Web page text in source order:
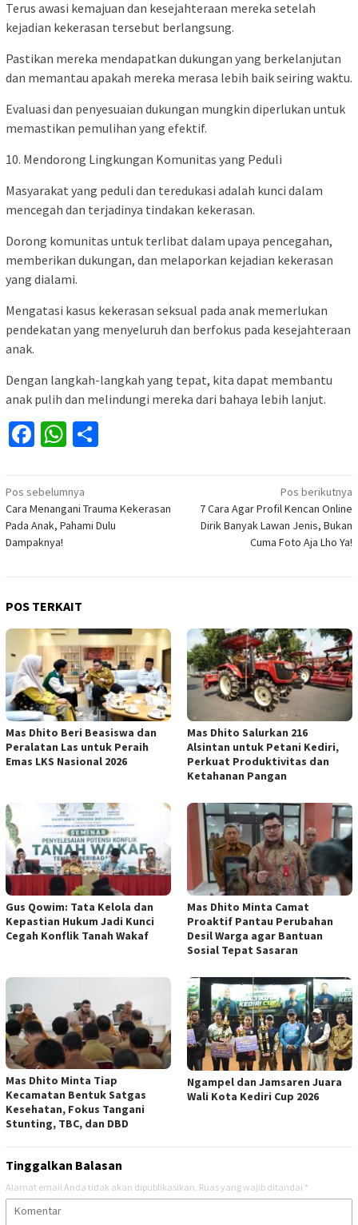
Terus awasi kemajuan dan kesejahteraan mereka setelah
kejadian kekerasan tersebut berlangsung.
Pastikan mereka mendapatkan dukungan yang berkelanjutan
dan memantau apakah mereka merasa lebih baik seiring waktu.
Evaluasi dan penyesuaian dukungan mungkin diperlukan untuk
memastikan pemulihan yang efektif.
10. Mendorong Lingkungan Komunitas yang Peduli
Masyarakat yang peduli dan teredukasi adalah kunci dalam
mencegah dan terjadinya tindakan kekerasan.
Dorong komunitas untuk terlibat dalam upaya pencegahan,
memberikan dukungan, dan melaporkan kejadian kekerasan
yang dialami.
Mengatasi kasus kekerasan seksual pada anak memerlukan
pendekatan yang menyeluruh dan berfokus pada kesejahteraan
anak.
Dengan langkah-langkah yang tepat, kita dapat membantu
anak pulih dan melindungi mereka dari bahaya lebih lanjut.
Facebook
WhatsApp
Navigasi
pos
Pos sebelumnya
Cara Menangani Trauma Kekerasan
Pada Anak, Pahami Dulu
Dampaknya!
Pos berikutnya
7 Cara Agar Profil Kencan Online
Dirik Banyak Lawan Jenis, Bukan
Cuma Foto Aja Lho Ya!
POS TERKAIT
Mas Dhito Beri Beasiswa dan
Peralatan Las untuk Peraih
Emas LKS Nasional 2026
Mas Dhito Salurkan 216
Alsintan untuk Petani Kediri,
Perkuat Produktivitas dan
Ketahanan Pangan
Gus Qowim: Tata Kelola dan
Kepastian Hukum Jadi Kunci
Cegah Konflik Tanah Wakaf
Mas Dhito Minta Camat
Proaktif Pantau Perubahan
Desil Warga agar Bantuan
Sosial Tepat Sasaran
Mas Dhito Minta Tiap
Kecamatan Bentuk Satgas
Kesehatan, Fokus Tangani
Stunting, TBC, dan DBD
Ngampel dan Jamsaren Juara
Wali Kota Kediri Cup 2026
Tinggalkan Balasan
Alamat email Anda tidak akan dipublikasikan. Ruas yang wajib ditandai *